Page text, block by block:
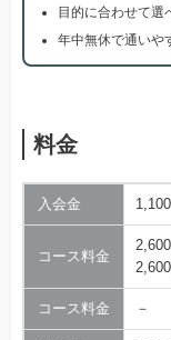
目的に合わせて選
年中無休で通いや
料金
入会金
コース料金
コース料金 －